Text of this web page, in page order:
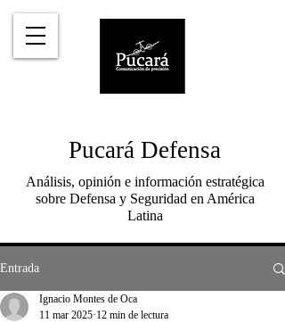
Pucará Defensa
Análisis, opinión e información estratégica
sobre Defensa y Seguridad en América
Latina
Entrada
Ignacio Montes de Oca
11 mar 2025 12 min de lectura